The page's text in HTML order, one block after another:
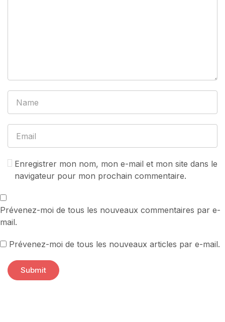
Enregistrer mon nom, mon e-mail et mon site dans le
navigateur pour mon prochain commentaire.
Prévenez-moi de tous les nouveaux commentaires par e-
mail.
Prévenez-moi de tous les nouveaux articles par e-mail.